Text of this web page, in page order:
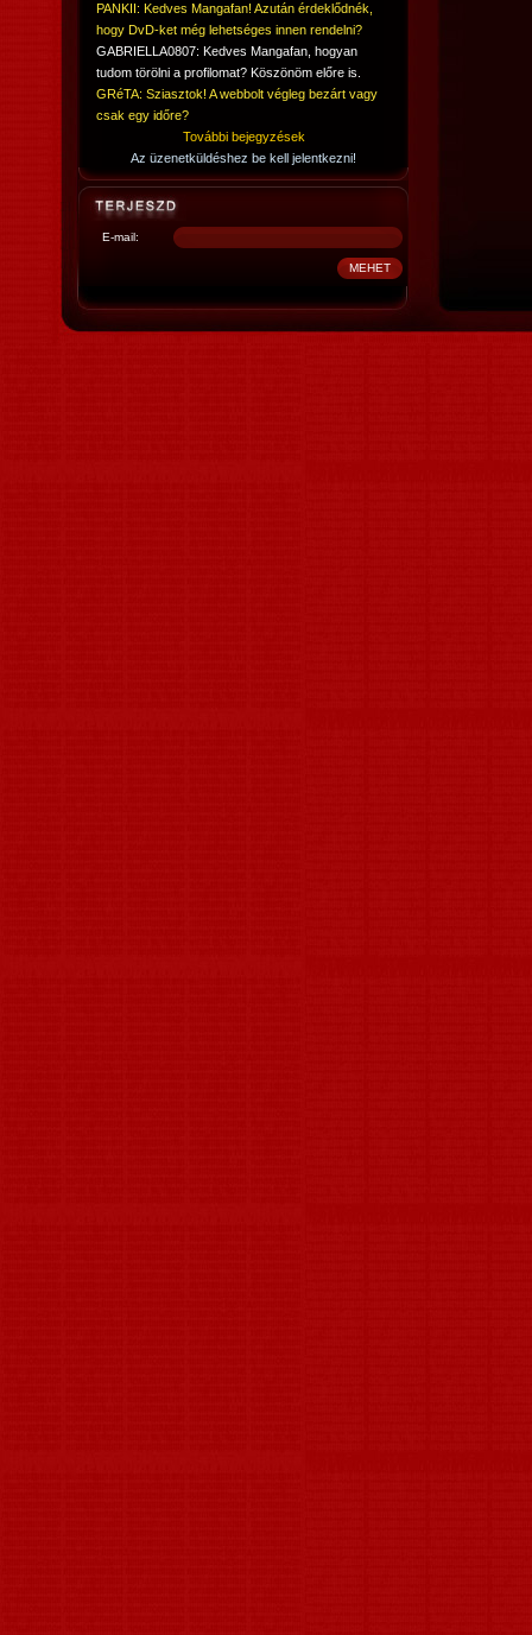
PANKII: Kedves Mangafan! Azután érdeklődnék,
hogy DvD-ket még lehetséges innen rendelni?
GABRIELLA0807: Kedves Mangafan, hogyan
tudom törölni a profilomat? Köszönöm előre is.
GRéTA: Sziasztok! A webbolt végleg bezárt vagy
csak egy időre?
További bejegyzések
Az üzenetküldéshez be kell jelentkezni!
E-mail: